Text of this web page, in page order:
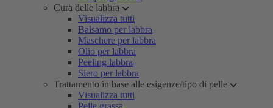
Cura delle labbra
Visualizza tutti
Balsamo per labbra
Maschere per labbra
Olio per labbra
Peeling labbra
Siero per labbra
Trattamento in base alle esigenze/tipo di pelle
Visualizza tutti
Pelle grassa